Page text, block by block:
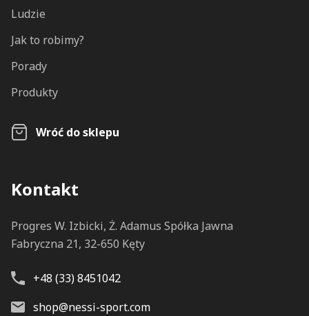
Ludzie
Jak to robimy?
Porady
Produkty
Wróć do sklepu
Kontakt
Progres W. Izbicki, Ż. Adamus Spółka Jawna
Fabryczna 21, 32-650 Kęty
+48 (33) 8451042
shop@nessi-sport.com